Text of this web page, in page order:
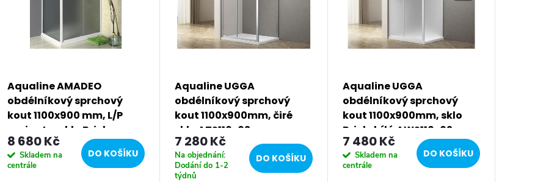
Aqualine AMADEO
obdélníkový sprchový
kout 1100x900 mm, L/P
varianta, sklo Brick
BTS110BTP90
8 680 Kč
Skladem na
centrále
DO KOŠÍKU
Aqualine UGGA
obdélníkový sprchový
kout 1100x900mm, čiré
sklo ATS110-02
7 280 Kč
Na objednání:
Dodání do 1-2
týdnů
DO KOŠÍKU
Aqualine UGGA
obdélníkový sprchový
kout 1100x900mm, sklo
Brick, bílá AWS110-02
7 480 Kč
Skladem na
centrále
DO KOŠÍKU